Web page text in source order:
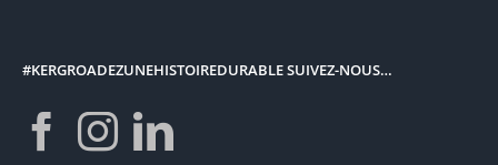
#KERGROADEZUNEHISTOIREDURABLE SUIVEZ-NOUS…